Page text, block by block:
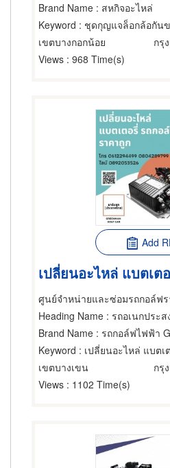
Brand Name : สหกิจอะไหล่
Keyword : ชุดกุญแจล็อกล้อกัน
เขตบางกอกน้อย
กรุ
Views : 968 Time(s)
Add
ศูนย์จำหน่ายและซ่อมรถกอล์ฟ
Heading Name : รถอเนกประสงค์สำหรับสนามกอล์ฟ,อุปกรณ์และเครื่องใ
Brand Name : รถกอล์ฟไฟฟ้า
Keyword : เปลี่ยนอะไหล่ แบต
เขตบางเขน
กรุ
Views : 1102 Time(s)